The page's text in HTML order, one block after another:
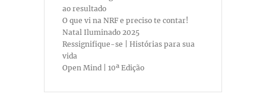
ao resultado
O que vi na NRF e preciso te contar!
Natal Iluminado 2025
Ressignifique-se | Histórias para sua
vida
Open Mind | 10ª Edição